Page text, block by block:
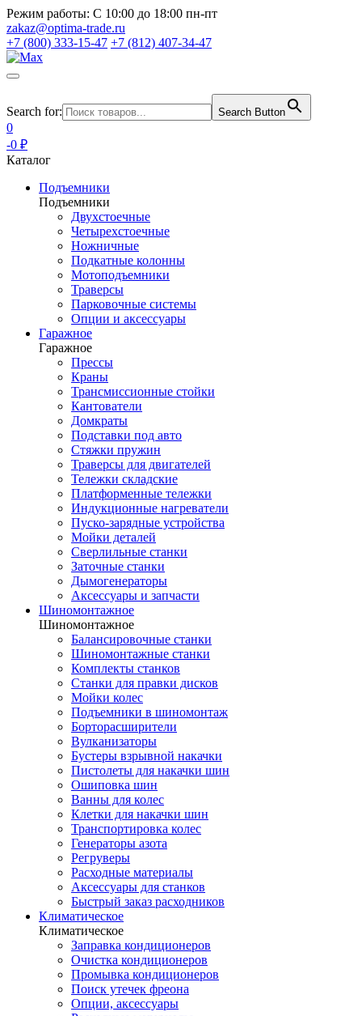
Режим работы: С 10:00 до 18:00 пн-пт
zakaz@optima-trade.ru
+7 (800) 333-15-47 +7 (812) 407-34-47
Search for: Search Button
0
-0 ₽
Каталог
Подъемники
Подъемники
Двухстоечные
Четырехстоечные
Ножничные
Подкатные колонны
Мотоподъемники
Траверсы
Парковочные системы
Опции и аксессуары
Гаражное
Гаражное
Прессы
Краны
Трансмиссионные стойки
Кантователи
Домкраты
Подставки под авто
Стяжки пружин
Траверсы для двигателей
Тележки складские
Платформенные тележки
Индукционные нагреватели
Пуско-зарядные устройства
Мойки деталей
Сверлильные станки
Заточные станки
Дымогенераторы
Аксессуары и запчасти
Шиномонтажное
Шиномонтажное
Балансировочные станки
Шиномонтажные станки
Комплекты станков
Станки для правки дисков
Мойки колес
Подъемники в шиномонтаж
Борторасширители
Вулканизаторы
Бустеры взрывной накачки
Пистолеты для накачки шин
Ошиповка шин
Ванны для колес
Клетки для накачки шин
Транспортировка колес
Генераторы азота
Регруверы
Расходные материалы
Аксессуары для станков
Быстрый заказ расходников
Климатическое
Климатическое
Заправка кондиционеров
Очистка кондиционеров
Промывка кондиционеров
Поиск утечек фреона
Опции, аксессуары